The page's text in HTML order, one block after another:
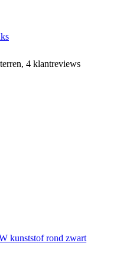
4 klantreviews
kunststof rond zwart